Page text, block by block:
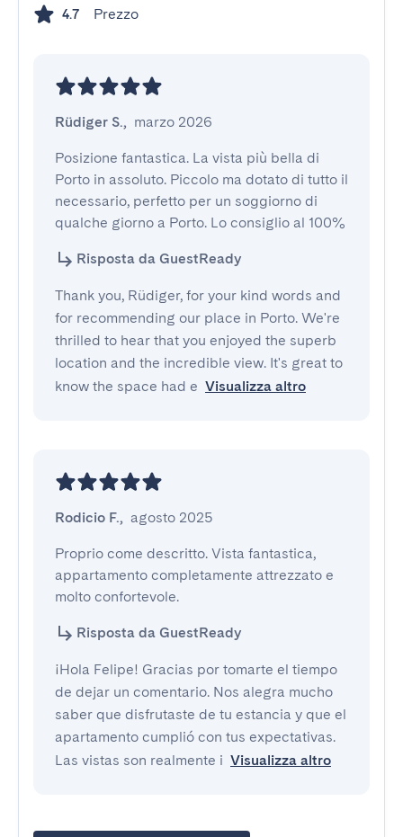
4.7 Prezzo
Rüdiger S., marzo 2026
Posizione fantastica. La vista più bella di
Porto in assoluto. Piccolo ma dotato di tutto il
necessario, perfetto per un soggiorno di
qualche giorno a Porto. Lo consiglio al 100%
Risposta da GuestReady
Thank you, Rüdiger, for your kind words and
for recommending our place in Porto. We're
thrilled to hear that you enjoyed the superb
location and the incredible view. It's great to
know the space had e Visualizza altro
Rodicio F., agosto 2025
Proprio come descritto. Vista fantastica,
appartamento completamente attrezzato e
molto confortevole.
Risposta da GuestReady
¡Hola Felipe! Gracias por tomarte el tiempo
de dejar un comentario. Nos alegra mucho
saber que disfrutaste de tu estancia y que el
apartamento cumplió con tus expectativas.
Las vistas son realmente i Visualizza altro